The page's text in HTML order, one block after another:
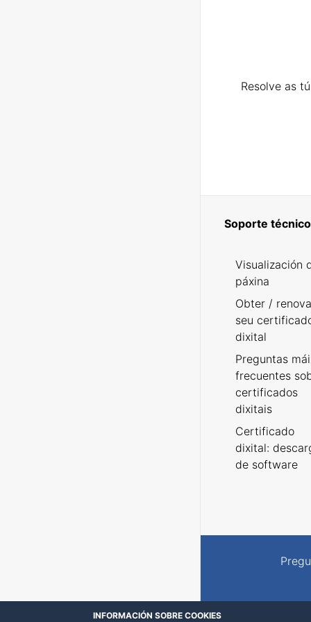
Resolve as
Soporte técnico
Visualización
páxina
Obter /
seu
dixital
Preguntas
frecuentes
certificados
dixitais
Certificado
dixital:
de software
INFORMACIÓN SOBRE COOKIES